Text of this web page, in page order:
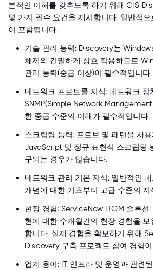
본적인 이해를 갖추도록 하기 위해 CIS-
몇 가지 필수 요건을 제시합니다. 일반적
이 포함됩니다.
기술 관리 능력: Discovery는
체제와 긴밀하게 상호 작용하므로
관리 능력(중급 이상)이 필수적입니다.
네트워크 프로토콜 지식: 네트워크 장
SNMP(Simple Network
한 중급 수준의 이해가 필수적입니다.
스크립팅 능력: 프로브 및 패턴을 사
JavaScript 및 정규 표현식 스크립팅
구되는 경우가 많습니다.
네트워크 관리 기본 지식: 일반적인
개념에 대한 기초부터 고급 수준의
현장 경험: ServiceNow ITOM 솔루션
현에 대한 수개월간의 현장 경험을 보
합니다. 실제 경험을 확보하기 위해
Discovery 구축 프로젝트 참여 경험
업계 용어: IT 인프라 및 운영과 관련